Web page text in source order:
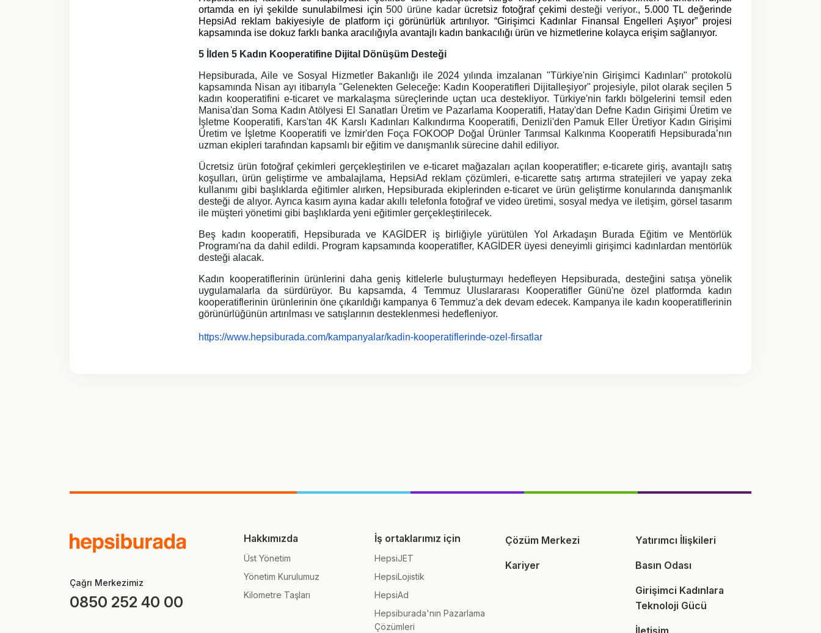
ortamda en iyi şekilde sunulabilmesi için500 ürüne kadar ücretsiz fotoğraf çekimidesteği veriyor., 5.000 TL değerinde
HepsiAd reklam bakiyesiyle de platform içi görünürlük artırılıyor. “Girişimci Kadınlar Finansal Engelleri Aşıyor” projesi
kapsamında ise dokuz farklı banka aracılığıyla avantajlı kadın bankacılığı ürün ve hizmetlerine kolayca erişim sağlanıyor.
5 İlden 5 Kadın Kooperatifine Dijital Dönüşüm Desteği
Hepsiburada, Aile ve Sosyal Hizmetler Bakanlığı ile 2024 yılında imzalanan "Türkiye'nin Girişimci Kadınları" protokolü
kapsamında Nisan ayı itibarıyla "Gelenekten Geleceğe: Kadın Kooperatifleri Dijitalleşiyor" projesiyle, pilot olarak seçilen 5
kadın kooperatifini e-ticaret ve markalaşma süreçlerinde uçtan uca destekliyor. Türkiye'nin farklı bölgelerini temsil eden
Manisa'dan Soma Kadın Atölyesi El Sanatları Üretim ve Pazarlama Kooperatifi, Hatay'dan Defne Kadın Girişimi Üretim ve
İşletme Kooperatifi, Kars'tan 4K Karslı Kadınları Kalkındırma Kooperatifi, Denizli'den Pamuk Eller Üretiyor Kadın Girişimi
Üretim ve İşletme Kooperatifi ve İzmir'den Foça FOKOOP Doğal Ürünler Tarımsal Kalkınma Kooperatifi Hepsiburada’nın
uzman ekipleri tarafından kapsamlı bir eğitim ve danışmanlık sürecine dahil ediliyor.
Ücretsiz ürün fotoğraf çekimleri gerçekleştirilen ve e-ticaret mağazaları açılan kooperatifler; e-ticarete giriş, avantajlı satış
koşulları, ürün geliştirme ve ambalajlama, HepsiAd reklam çözümleri, e-ticarette satış artırma stratejileri ve yapay zeka
kullanımı gibi başlıklarda eğitimler alırken, Hepsiburada ekiplerinden e-ticaret ve ürün geliştirme konularında danışmanlık
desteği de alıyor. Ayrıca kasım ayına kadar akıllı telefonla fotoğraf ve video üretimi, sosyal medya ve iletişim, görsel tasarım
ile müşteri yönetimi gibi başlıklarda yeni eğitimler gerçekleştirilecek.
Beş kadın kooperatifi, Hepsiburada ve KAGİDER iş birliğiyle yürütülen Yol Arkadaşın Burada Eğitim ve Mentörlük
Programı'na da dahil edildi. Program kapsamında kooperatifler, KAGİDER üyesi deneyimli girişimci kadınlardan mentörlük
desteği alacak.
Kadın kooperatiflerinin ürünlerini daha geniş kitlelerle buluşturmayı hedefleyen Hepsiburada, desteğini satışa yönelik
uygulamalarla da sürdürüyor. Bu kapsamda, 4 Temmuz Uluslararası Kooperatifler Günü'ne özel platformda kadın
kooperatiflerinin ürünlerinin öne çıkarıldığı kampanya 6 Temmuz'a dek devam edecek. Kampanya ile kadın kooperatiflerinin
görünürlüğünün artırılması ve satışlarının desteklenmesi hedefleniyor.
https://www.hepsiburada.com/kampanyalar/kadin-kooperatiflerinde-ozel-firsatlar
Çağrı Merkezimiz
0850 252 40 00
Hakkımızda
Üst Yönetim
Yönetim Kurulumuz
Kilometre Taşları
İş ortaklarımız için
HepsiJET
HepsiLojistik
HepsiAd
Hepsiburada'nın Pazarlama
Çözümleri
Çözüm Merkezi
Kariyer
Yatırımcı İlişkileri
Basın Odası
Girişimci Kadınlara
Teknoloji Gücü